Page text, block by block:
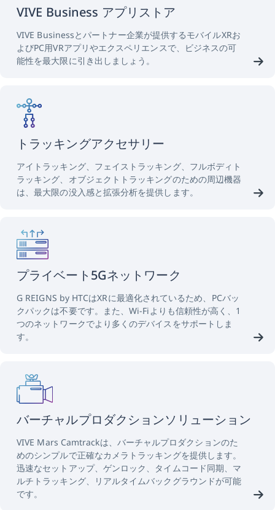
VIVE Business アプリストア
VIVE Businessとパートナー企業が提供するモバイルXRお
よびPC用VRアプリやエクスペリエンスで、ビジネスの可
能性を最大限に引き出しましょう。
トラッキングアクセサリー
アイトラッキング、フェイストラッキング、フルボディト
ラッキング、オブジェクトトラッキングのための周辺機器
は、最大限の没入感と拡張分析を提供します。
プライベート5Gネットワーク
G REIGNS by HTCはXRに最適化されているため、PCバッ
クパックは不要です。また、Wi-Fiよりも信頼性が高く、1
つのネットワークでより多くのデバイスをサポートしま
す。
バーチャルプロダクションソリューション
VIVE Mars Camtrackは、バーチャルプロダクションのた
めのシンプルで正確なカメラトラッキングを提供します。
迅速なセットアップ、ゲンロック、タイムコード同期、マ
ルチトラッキング、リアルタイムバックグラウンドが可能
です。